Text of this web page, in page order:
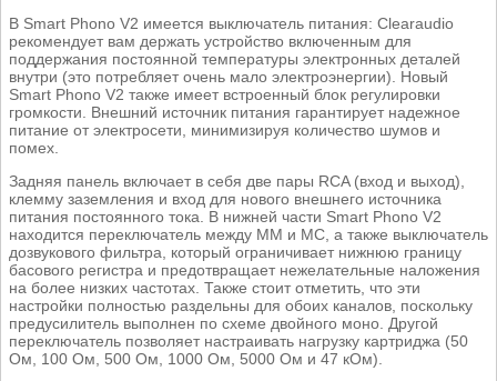
В Smart Phono V2 имеется выключатель питания: Clearaudio
рекомендует вам держать устройство включенным для
поддержания постоянной температуры электронных деталей
внутри (это потребляет очень мало электроэнергии). Новый
Smart Phono V2 также имеет встроенный блок регулировки
громкости. Внешний источник питания гарантирует надежное
питание от электросети, минимизируя количество шумов и
помех.
Задняя панель включает в себя две пары RCA (вход и выход),
клемму заземления и вход для нового внешнего источника
питания постоянного тока. В нижней части Smart Phono V2
находится переключатель между MM и MC, а также выключатель
дозвукового фильтра, который ограничивает нижнюю границу
басового регистра и предотвращает нежелательные наложения
на более низких частотах. Также стоит отметить, что эти
настройки полностью раздельны для обоих каналов, поскольку
предусилитель выполнен по схеме двойного моно. Другой
переключатель позволяет настраивать нагрузку картриджа (50
Ом, 100 Ом, 500 Ом, 1000 Ом, 5000 Ом и 47 кОм).